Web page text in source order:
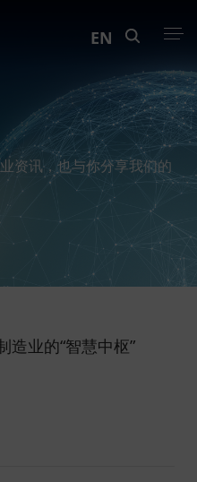
EN
资讯，也与你分享我们的
造业的“智慧中枢”